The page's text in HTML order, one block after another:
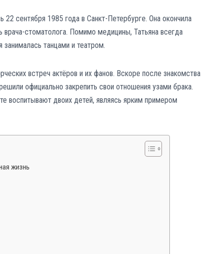
22 сентября 1985 года в Санкт-Петербурге. Она окончила
врача-стоматолога. Помимо медицины, Татьяна всегда
занималась танцами и театром.
встреч актёров и их фанов. Вскоре после знакомства
официально закрепить свои отношения узами брака.
воспитывают двоих детей, являясь ярким примером
жизнь